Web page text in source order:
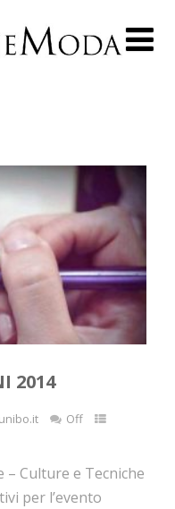
2014
Off
Culture e Tecniche
per l’evento